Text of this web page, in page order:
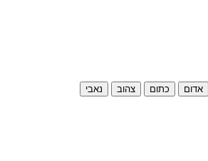
אדום כתום צהוב
נאבי